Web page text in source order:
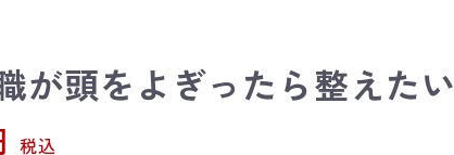
が頭をよぎったら整えたい
税込